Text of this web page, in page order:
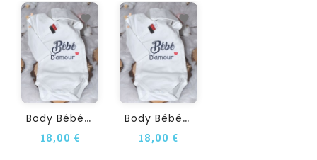
B
Ody Bébé BEBE D AMOUR...
18,00 €
B
Ody Bébé BEBE D AMOUR...
18,00 €